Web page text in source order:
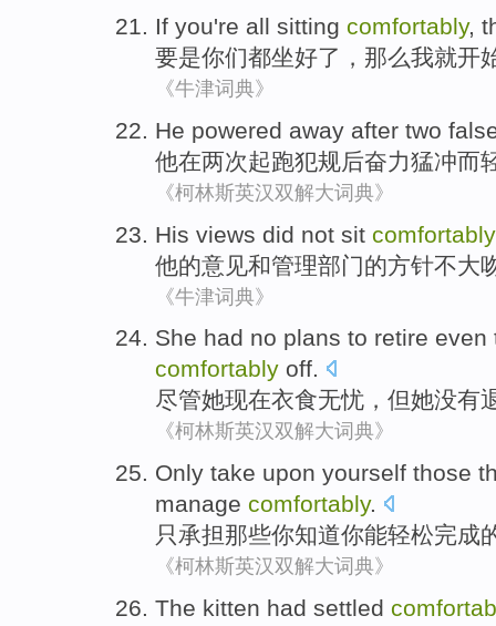
If you're all sitting comfortably,
要是你们都坐好了， 那么我就开
《牛津词典》
He powered away after two
他在两次起跑犯规后奋力猛冲而
《柯林斯英汉双解大词典》
His views did not sit comfortably
他的意见和管理部门的方针不大
《牛津词典》
She had no plans to retire even
comfortably off.
尽管她现在衣食无忧，但她没有
《柯林斯英汉双解大词典》
Only take upon yourself those
manage comfortably.
只 承担那些你知道你能轻松完成
《柯林斯英汉双解大词典》
The kitten had settled